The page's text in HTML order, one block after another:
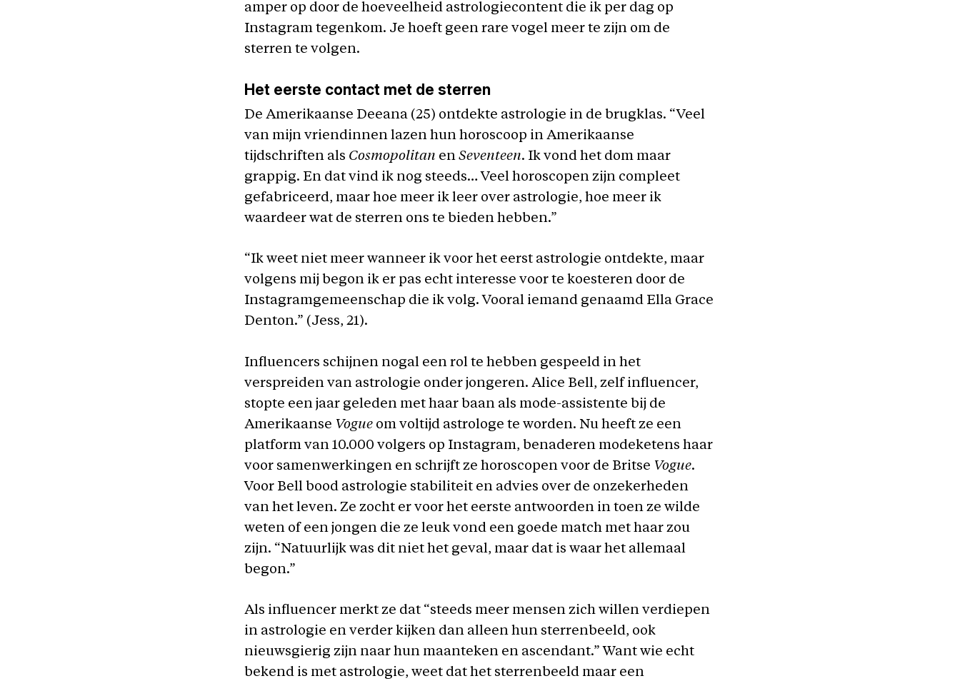
amper op door de hoeveelheid astrologiecontent die ik per dag op
Instagram tegenkom. Je hoeft geen rare vogel meer te zijn om de
sterren te volgen.
Het eerste contact met de sterren
De Amerikaanse Deeana (25) ontdekte astrologie in de brugklas. “Veel
van mijn vriendinnen lazen hun horoscoop in Amerikaanse
tijdschriften als Cosmopolitan en Seventeen. Ik vond het dom maar
grappig. En dat vind ik nog steeds… Veel horoscopen zijn compleet
gefabriceerd, maar hoe meer ik leer over astrologie, hoe meer ik
waardeer wat de sterren ons te bieden hebben.”
“Ik weet niet meer wanneer ik voor het eerst astrologie ontdekte, maar
volgens mij begon ik er pas echt interesse voor te koesteren door de
Instagramgemeenschap die ik volg. Vooral iemand genaamd Ella Grace
Denton.” (Jess, 21).
Influencers schijnen nogal een rol te hebben gespeeld in het
verspreiden van astrologie onder jongeren. Alice Bell, zelf influencer,
stopte een jaar geleden met haar baan als mode-assistente bij de
Amerikaanse Vogue om voltijd astrologe te worden. Nu heeft ze een
platform van 10.000 volgers op Instagram, benaderen modeketens haar
voor samenwerkingen en schrijft ze horoscopen voor de Britse Vogue.
Voor Bell bood astrologie stabiliteit en advies over de onzekerheden
van het leven. Ze zocht er voor het eerste antwoorden in toen ze wilde
weten of een jongen die ze leuk vond een goede match met haar zou
zijn. “Natuurlijk was dit niet het geval, maar dat is waar het allemaal
begon.”
Als influencer merkt ze dat “steeds meer mensen zich willen verdiepen
in astrologie en verder kijken dan alleen hun sterrenbeeld, ook
nieuwsgierig zijn naar hun maanteken en ascendant.” Want wie echt
bekend is met astrologie, weet dat het sterrenbeeld maar een